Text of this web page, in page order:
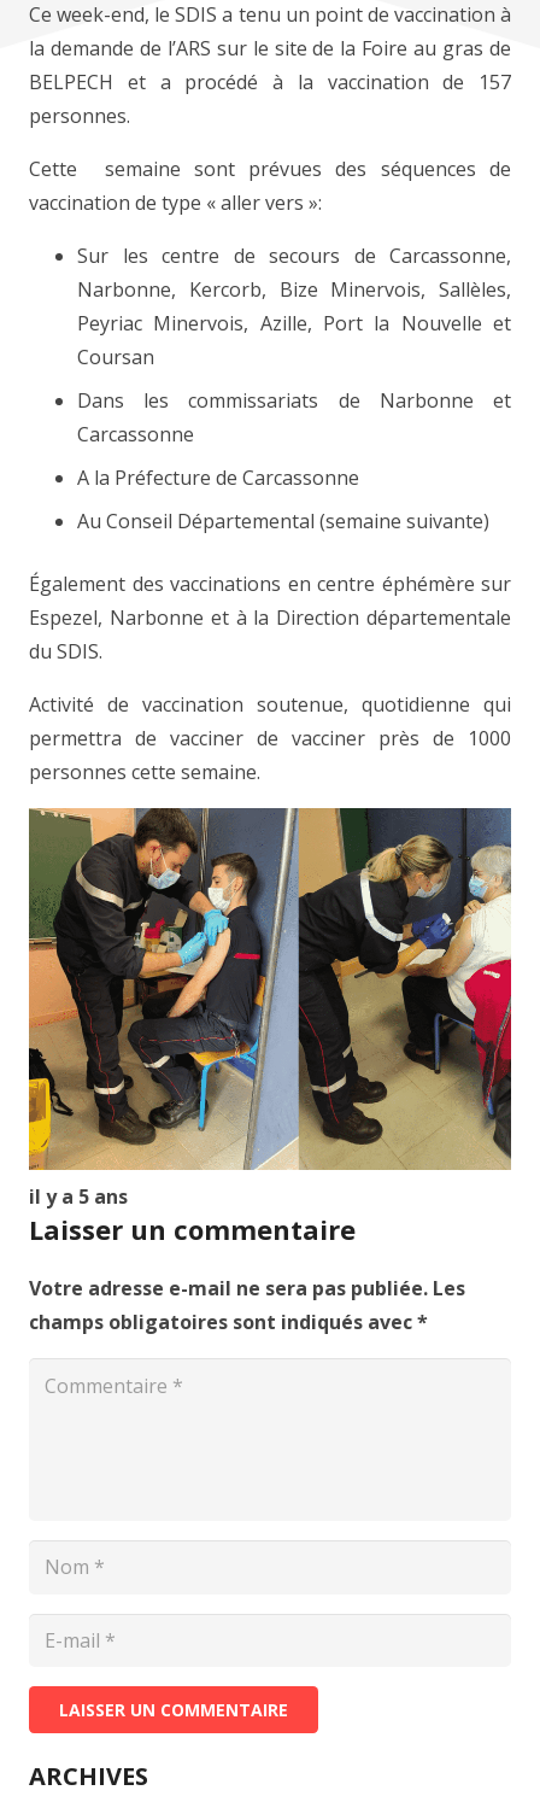
Ce week-end, le SDIS a tenu un point de vaccination à
la demande de l’ARS sur le site de la Foire au gras de
BELPECH et a procédé à la vaccination de 157
personnes.
Cette semaine sont prévues des séquences de
vaccination de type « aller vers »:
Sur les centre de secours de Carcassonne,
Narbonne, Kercorb, Bize Minervois, Sallèles,
Peyriac Minervois, Azille, Port la Nouvelle et
Coursan
Dans les commissariats de Narbonne et
Carcassonne
A la Préfecture de Carcassonne
Au Conseil Départemental (semaine suivante)
Également des vaccinations en centre éphémère sur
Espezel, Narbonne et à la Direction départementale
du SDIS.
Activité de vaccination soutenue, quotidienne qui
permettra de vacciner de vacciner près de 1000
personnes cette semaine.
il y a 5 ans
Laisser un commentaire
Votre adresse e-mail ne sera pas publiée. Les
champs obligatoires sont indiqués avec*
LAISSER UN COMMENTAIRE
ARCHIVES